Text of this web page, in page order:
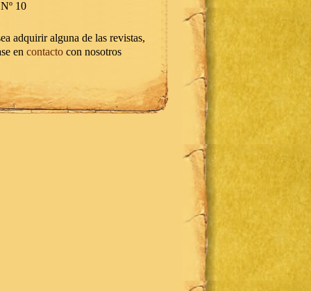
10
adquirir alguna de las revistas,
en contacto con nosotros